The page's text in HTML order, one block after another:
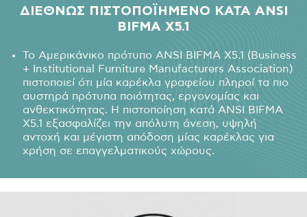
ΔΙΕΘΝΩΣ ΠΙΣΤΟΠΟΪΗΜΕΝΟ ΚΑΤΑ ANSI
BIFMA X5.1
Το Αμερικάνικο πρότυπο ANSI BIFMA X5.1 (Business
+ Institutional Furniture Manufacturers Association)
πιστοποιεί ότι μία καρέκλα γραφείου πληροί τα πιο
αυστηρά πρότυπα ποιότητας, εργονομίας και
ανθεκτικότητας. Η πιστοποίηση κατά ANSI BIFMA
X5.1 εξασφαλίζει την απόλυτη άνεση, υψηλή
αντοχή και μέγιστη απόδοση μίας καρέκλας για
χρήση σε επαγγελματικούς χώρους.